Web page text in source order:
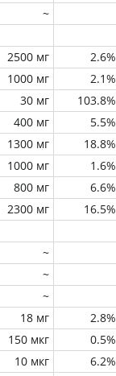
~
2500 мг 2.6%
1000 мг 2.1%
30 мг 103.8%
400 мг 5.5%
1300 мг 18.8%
1000 мг 1.6%
800 мг 6.6%
2300 мг 16.5%
~
~
~
18 мг 2.8%
150 мкг 0.5%
10 мкг 6.2%